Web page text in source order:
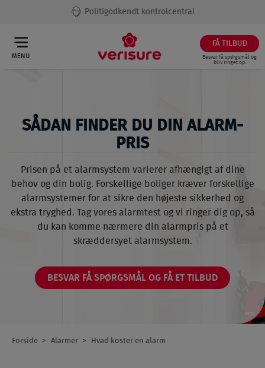
Fri vagtudrykning til dit hjem
FÅ TILBUD
Besvar få spørgsmål og
bliv ringet op.
MENU
SÅDAN FINDER DU DIN ALARM-
PRIS
Prisen på et alarmsystem varierer afhængigt af dine
behov og din bolig. Forskellige boliger kræver forskellige
alarmsystemer for at sikre den højeste sikkerhed og
ekstra tryghed. Tag vores alarmtest og vi ringer dig op, så
du kan komme nærmere din alarmpris på et
skræddersyet alarmsystem.
BESVAR FÅ SPØRGSMÅL OG FÅ ET TILBUD
Breadcrumb
Forside Alarmer Hvad koster en alarm